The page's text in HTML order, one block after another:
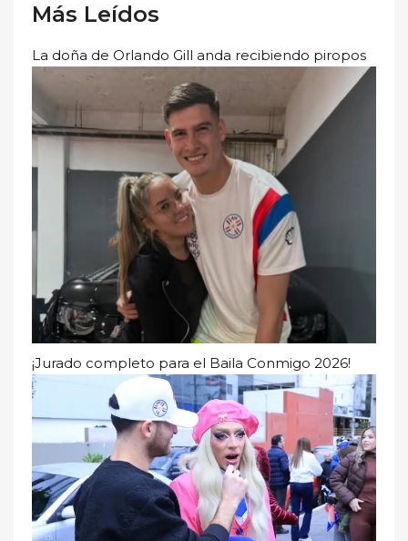
Más Leídos
La doña de Orlando Gill anda recibiendo piropos
¡Jurado completo para el Baila Conmigo 2026!